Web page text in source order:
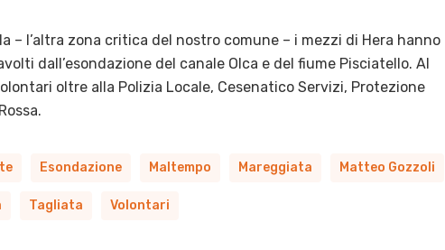
– l’altra zona critica del nostro comune – i mezzi di Hera hanno
dall’esondazione del canale Olca e del fiume Pisciatello. Al
oltre alla Polizia Locale, Cesenatico Servizi, Protezione
Esondazione Maltempo Mareggiata Matteo Gozzoli
Tagliata Volontari